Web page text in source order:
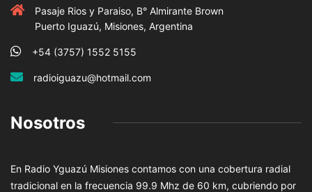
Pasaje Rios y Paraiso, B° Almirante Brown
Puerto Iguazú, Misiones, Argentina
+54 (3757) 1552 5155
radioiguazu@hotmail.com
Nosotros
En Radio Yguazú Misiones contamos con una cobertura radial
tradicional en la frecuencia 99.9 Mhz de 60 km, cubriendo por